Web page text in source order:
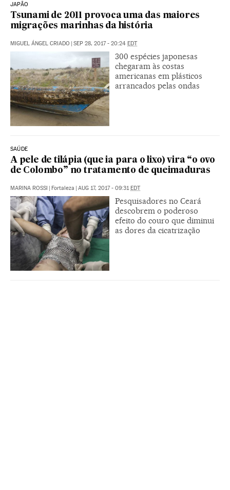
JAPÃO
Tsunami de 2011 provoca uma das maiores
migrações marinhas da história
MIGUEL ÁNGEL CRIADO | SEP 28, 2017 - 20:24 EDT
300 espécies japonesas
chegaram às costas
americanas em plásticos
arrancados pelas ondas
SAÚDE
A pele de tilápia (que ia para o lixo) vira “o ovo
de Colombo” no tratamento de queimaduras
MARINA ROSSI | Fortaleza | AUG 17, 2017 - 09:31EDT
Pesquisadores no Ceará
descobrem o poderoso
efeito do couro que diminui
as dores da cicatrização